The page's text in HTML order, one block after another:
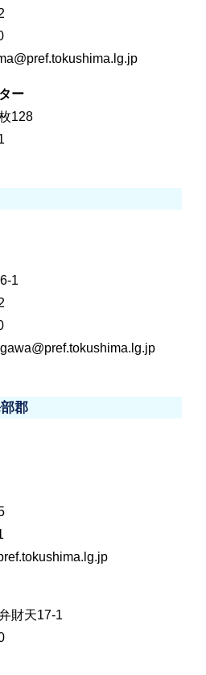
ー
128
1
郡
財天17-1